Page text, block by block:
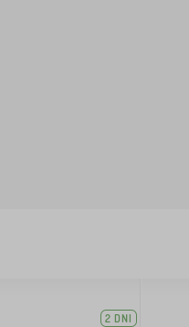
2 DNI